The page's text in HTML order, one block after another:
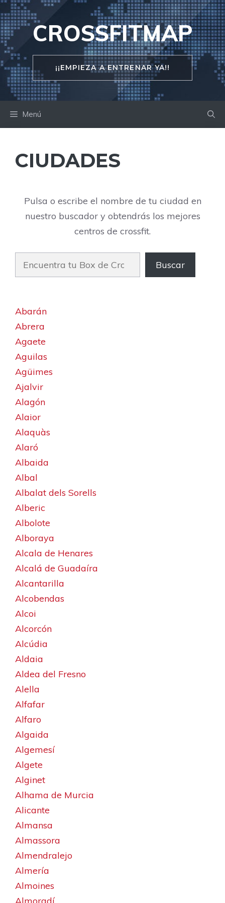
Saltar
al
contenidoCROSSFITMAP
¡¡EMPIEZA A ENTRENAR YA!!
Menú
CIUDADES
Pulsa o escribe el nombre de tu ciudad en
nuestro buscador y obtendrás los mejores
centros de crossfit.
Buscar Buscar
Abarán
Abrera
Agaete
Aguilas
Agüimes
Ajalvir
Alagón
Alaior
Alaquàs
Alaró
Albaida
Albal
Albalat dels Sorells
Alberic
Albolote
Alboraya
Alcala de Henares
Alcalá de Guadaíra
Alcantarilla
Alcobendas
Alcoi
Alcorcón
Alcúdia
Aldaia
Aldea del Fresno
Alella
Alfafar
Alfaro
Algaida
Algemesí
Algete
Alginet
Alhama de Murcia
Alicante
Almansa
Almassora
Almendralejo
Almería
Almoines